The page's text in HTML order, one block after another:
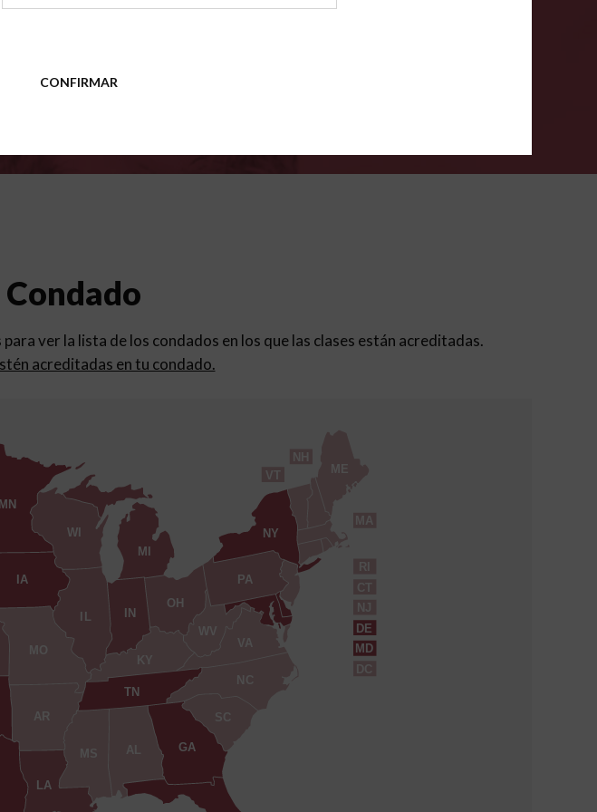
ver la lista de los condados en los que las clases están acreditadas.
acreditadas en tu condado.
AL
AR
CT
DE
DC
GA
IN
IA
KY
LA
ME
MD
MA
MI
MN
MS
MO
NH
NJ
NY
NC
OH
PA
RI
SC
TN
VT
VA
WV
WI
CONFIRMAR